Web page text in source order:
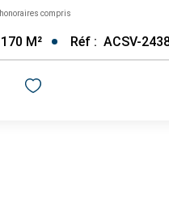
honoraires compris
170 M² Réf : ACSV-